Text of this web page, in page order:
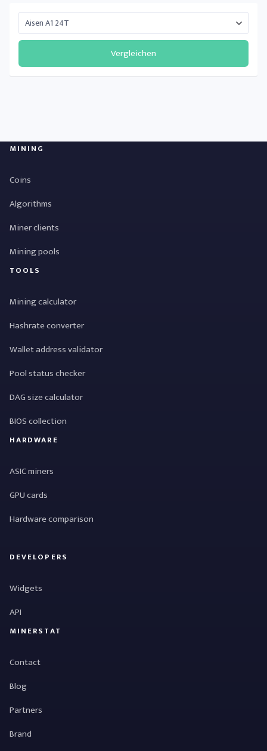
Vergleichen
MINING
Coins
Algorithms
Miner clients
Mining pools
TOOLS
Mining calculator
Hashrate converter
Wallet address validator
Pool status checker
DAG size calculator
BIOS collection
HARDWARE
ASIC miners
GPU cards
Hardware comparison
DEVELOPERS
Widgets
API
MINERSTAT
Contact
Blog
Partners
Brand